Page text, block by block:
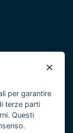
2014/2020 -
×
per garantire
terze parti
Questi